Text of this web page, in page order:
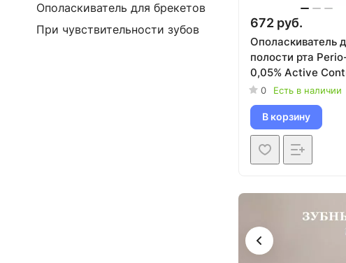
672 руб.
Ополаскиватель
полости рта
0,05% Active
мл0 Есть в наличии
В корзину
Ополаскиватель для брекетов
При чувствительности зубов